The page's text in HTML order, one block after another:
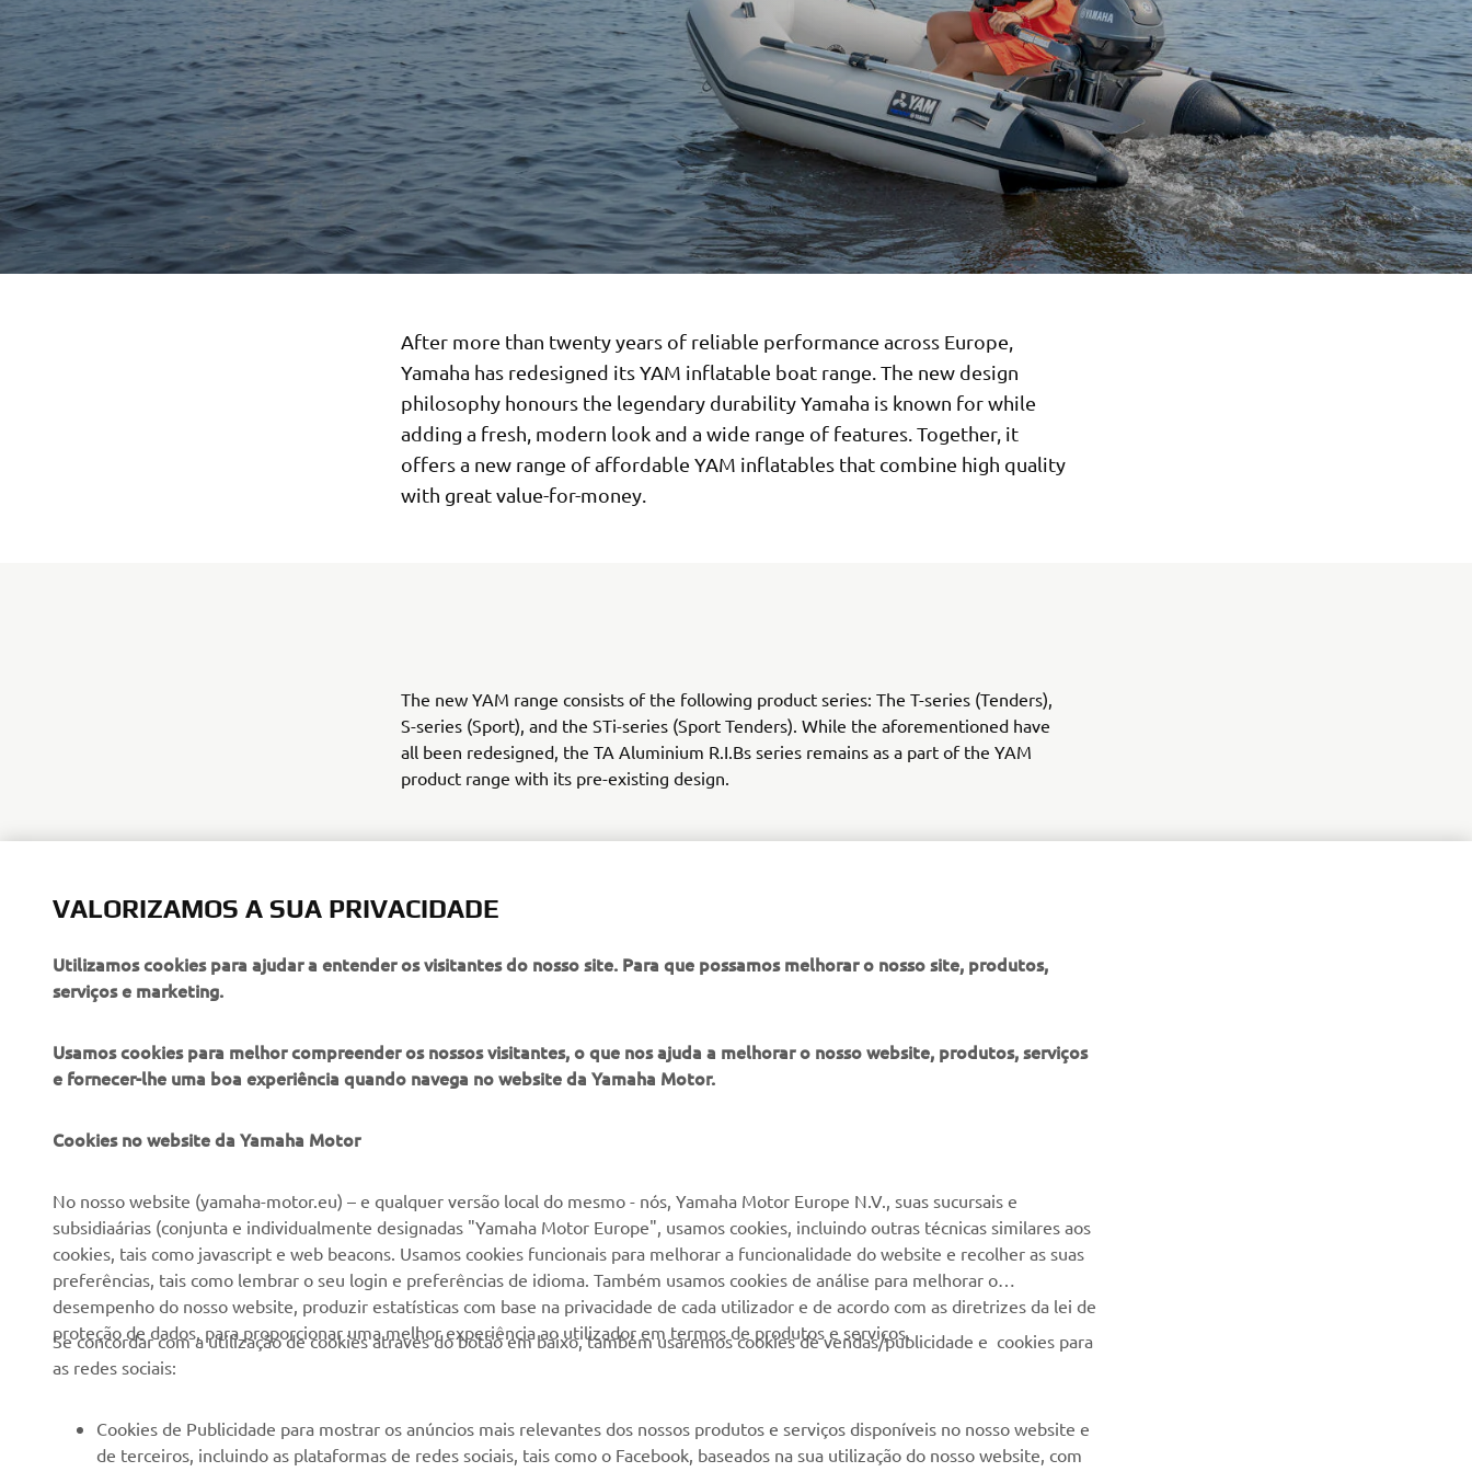
After more than twenty years of reliable performance across Europe,
Yamaha has redesigned its YAM inflatable boat range. The new design
philosophy honours the legendary durability Yamaha is known for while
adding a fresh, modern look and a wide range of features. Together, it
offers a new range of affordable YAM inflatables that combine high quality
with great value-for-money.
The new YAM range consists of the following product series: The T-series (Tenders),
S-series (Sport), and the STi-series (Sport Tenders). While the aforementioned have
all been redesigned, the TA Aluminium R.I.Bs series remains as a part of the YAM
product range with its pre-existing design.
EMPRESA
Notícias
Imprensa
Catálogos
Trabalhar na Yamaha
Eventos
Política de Direitos
PARA EMPRESAS
NEO's Delivery
Sistemas eBike
Campos de golfe
Socorristas
Unidade de Negócios de
Robótica
Yamaha Music
Yamaha Racing
Yamaha Motor Global
Aplicações móveis
Serviço de Apoio ao
Cliente
Livro de reclamações
Catálogo de peças
Gestão de resíduos,
baterias e VFV
novos lançamentos e muito mais
processamos os seus dados pessoais:
VALORIZAMOS A SUA PRIVACIDADE
Utilizamos cookies para ajudar a entender os visitantes do nosso site. Para que possamos melhorar o nosso site, produtos,
serviços e marketing.
Usamos cookies para melhor compreender os nossos visitantes, o que nos ajuda a melhorar o nosso website, produtos, serviços
e fornecer-lhe uma boa experiência quando navega no website da Yamaha Motor.
Cookies no website da Yamaha Motor
No nosso website (yamaha-motor.eu) – e qualquer versão local do mesmo - nós, Yamaha Motor Europe N.V., suas sucursais e
subsidiaárias (conjunta e individualmente designadas "Yamaha Motor Europe", usamos cookies, incluindo outras técnicas similares aos
cookies, tais como javascript e web beacons. Usamos cookies funcionais para melhorar a funcionalidade do website e recolher as suas
preferências, tais como lembrar o seu login e preferências de idioma. Também usamos cookies de análise para melhorar o
desempenho do nosso website, produzir estatísticas com base na privacidade de cada utilizador e de acordo com as diretrizes da lei de
proteção de dados, para proporcionar uma melhor experiência ao utilizador em termos de produtos e serviços.
Se concordar com a utilização de cookies através do botão em baixo, também usaremos cookies de vendas/publicidade e cookies para
as redes sociais:
Cookies de Publicidade para mostrar os anúncios mais relevantes dos nossos produtos e serviços disponíveis no nosso website e
de terceiros, incluindo as plataformas de redes sociais, tais como o Facebook, baseados na sua utilização do nosso website, com